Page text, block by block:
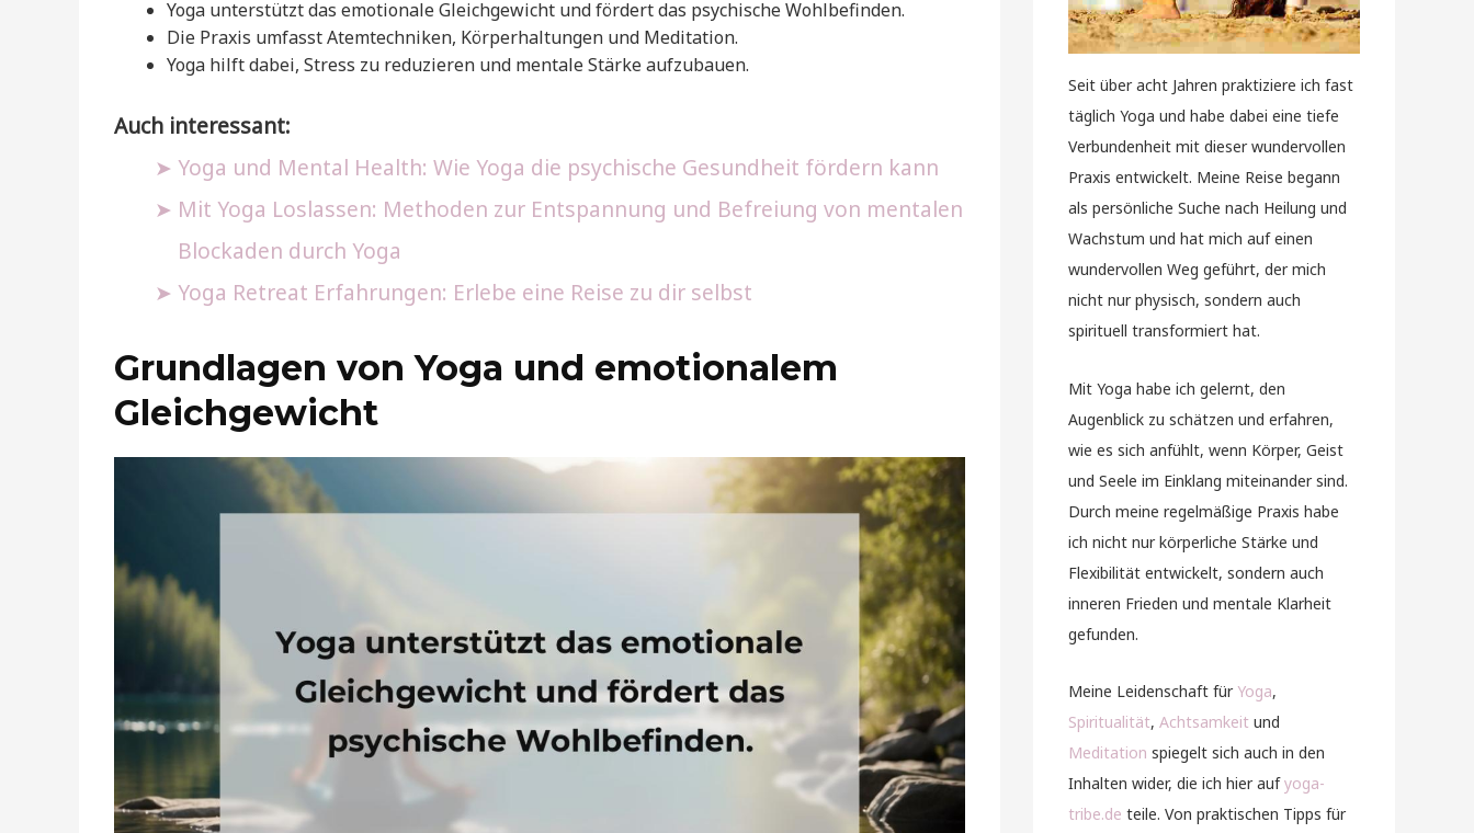
Yoga unterstützt das emotionale Gleichgewicht und fördert das psychische Wohlbefinden.
Die Praxis umfasst Atemtechniken, Körperhaltungen und Meditation.
Yoga hilft dabei, Stress zu reduzieren und mentale Stärke aufzubauen.
Auch interessant:
Yoga und Mental Health: Wie Yoga die psychische Gesundheit fördern kann
Mit Yoga Loslassen: Methoden zur Entspannung und Befreiung von mentalen
Blockaden durch Yoga
Yoga Retreat Erfahrungen: Erlebe eine Reise zu dir selbst
Grundlagen von Yoga und emotionalem
Gleichgewicht
Seit über acht Jahren praktiziere ich fast
täglich Yoga und habe dabei eine tiefe
Verbundenheit mit dieser wundervollen
Praxis entwickelt. Meine Reise begann
als persönliche Suche nach Heilung und
Wachstum und hat mich auf einen
wundervollen Weg geführt, der mich
nicht nur physisch, sondern auch
spirituell transformiert hat.
Mit Yoga habe ich gelernt, den
Augenblick zu schätzen und erfahren,
wie es sich anfühlt, wenn Körper, Geist
und Seele im Einklang miteinander sind.
Durch meine regelmäßige Praxis habe
ich nicht nur körperliche Stärke und
Flexibilität entwickelt, sondern auch
inneren Frieden und mentale Klarheit
gefunden.
Meine Leidenschaft für Yoga,
Spiritualität, Achtsamkeit und
Meditation spiegelt sich auch in den
Inhalten wider, die ich hier aufyoga-
tribe.de teile. Von praktischen Tipps für